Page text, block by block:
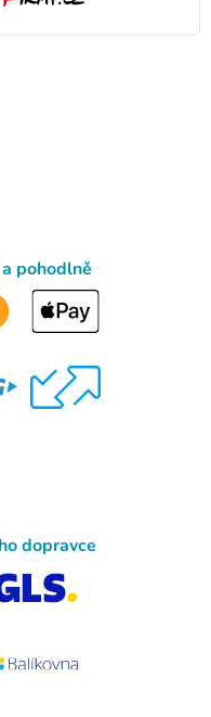
pohodlně
dopravce